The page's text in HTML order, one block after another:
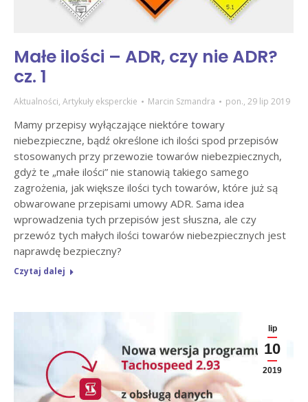
Małe ilości – ADR, czy nie ADR?
cz. 1
Aktualności, Artykuły eksperckie Marcin Szmandra pon., 29 lip 2019
Mamy przepisy wyłączające niektóre towary
niebezpieczne, bądź określone ich ilości spod przepisów
stosowanych przy przewozie towarów niebezpiecznych,
gdyż te „małe ilości” nie stanowią takiego samego
zagrożenia, jak większe ilości tych towarów, które już są
obwarowane przepisami umowy ADR. Sama idea
wprowadzenia tych przepisów jest słuszna, ale czy
przewóz tych małych ilości towarów niebezpiecznych jest
naprawdę bezpieczny?
Czytaj dalej
lip
10
2019